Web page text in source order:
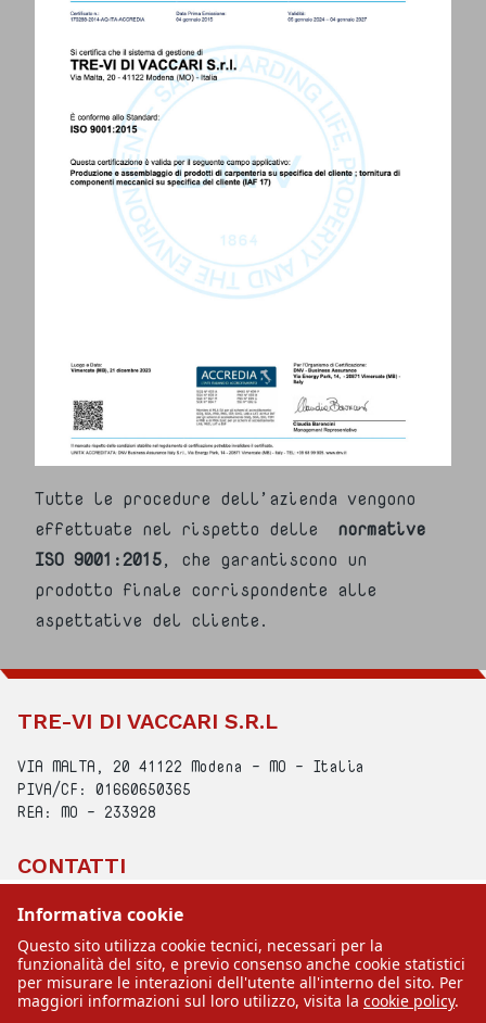
Tutte le procedure dell’azienda vengono
effettuate nel rispetto delle normative
ISO 9001:2015, che garantiscono un
prodotto finale corrispondente alle
aspettative del cliente.
TRE-VI DI VACCARI S.R.L
VIA MALTA, 20 41122 Modena - MO - Italia
PIVA/CF: 01660650365
REA: MO - 233928
CONTATTI
Uffici: +39 059-311270
Email:info@tre-vi.com
privacy web -privacy clienti/fornitori-cookie
policy
Informativa cookie
Questo sito utilizza cookie tecnici, necessari per la
funzionalità del sito, e previo consenso anche cookie statistici
per misurare le interazioni dell'utente all'interno del sito. Per
maggiori informazioni sul loro utilizzo, visita la cookie policy.